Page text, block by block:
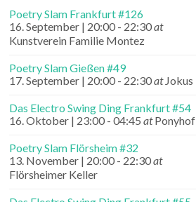
Poetry Slam Frankfurt #126
16. September | 20:00 - 22:30at
Kunstverein Familie Montez
Poetry Slam Gießen #49
17. September | 20:00 - 22:30at Jokus
Das Electro Swing Ding Frankfurt #54
16. Oktober | 23:00 - 04:45 atPonyhof
Poetry Slam Flörsheim #32
13. November | 20:00 - 22:30at
Flörsheimer Keller